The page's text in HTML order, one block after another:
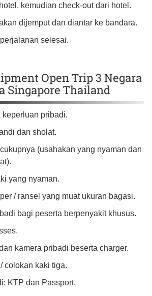
kemudian check-out dari hotel.
dijemput dan diantar ke bandara.
selesai.
Open Trip 3 Negara
Singapore Thailand
keperluan pribadi.
dan sholat.
(usahakan yang nyaman dan
yang nyaman.
/ ransel yang muat ukuran bagasi.
bagi peserta berpenyakit khusus.
kamera pribadi beserta charger.
colokan kaki tiga.
KTP dan Passport.